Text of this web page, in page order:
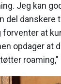
Jeg kan
del danskere
forventer at
opdager at
roaming,"